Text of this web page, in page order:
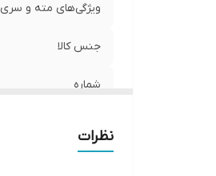
ویژگی‌های مته و سری
جنس کالا
شماره
نظرات